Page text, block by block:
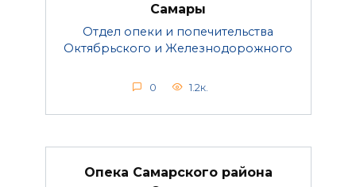
Самары
Отдел опеки и попечительства
Октябрьского и Железнодорожного
0 1.2к.
Опека Самарского района